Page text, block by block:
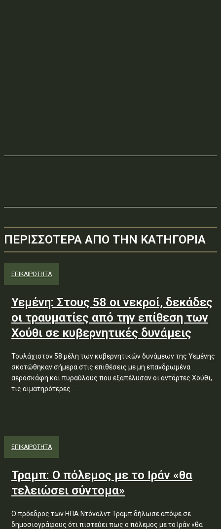
ΠΕΡΙΣΣΟΤΕΡΑ ΑΠΟ ΤΗΝ ΚΑΤΗΓΟΡΙΑ
ΕΠΙΚΑΙΡΟΤΗΤΑ
Υεμένη: Στους 58 οι νεκροί, δεκάδες
οι τραυματίες από την επίθεση των
Χούθι σε κυβερνητικές δυνάμεις
Τουλάχιστον 58 μέλη των κυβερνητικών δυνάμεων της Υεμένης
σκοτώθηκαν σήμερα στις επιθέσεις με μη επανδρωμένα
αεροσκάφη και πυραύλους που εξαπέλυσαν οι αντάρτες Χούθι,
τις αιματηρότερες...
ΕΠΙΚΑΙΡΟΤΗΤΑ
Τραμπ: Ο πόλεμος με το Ιράν «θα
τελειώσει σύντομα»
Ο πρόεδρος των ΗΠΑ Ντόναλντ Τραμπ δήλωσε απόψε σε
δημοσιογράφους ότι πιστεύει πως ο πόλεμος με το Ιράν «θα